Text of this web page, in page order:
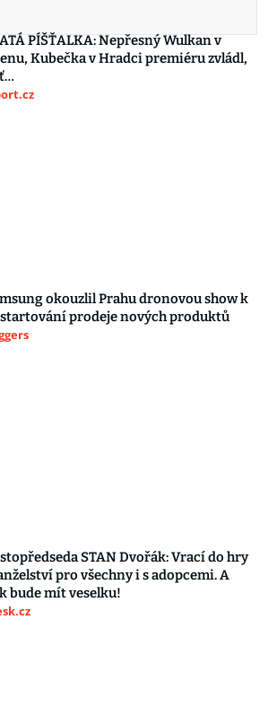
PÍŠŤALKA: Nepřesný Wulkan v
Kubečka v Hradci premiéru zvládl,
okouzlil Prahu dronovou show k
prodeje nových produktů
STAN Dvořák: Vrací do hry
pro všechny i s adopcemi. A
bude mít veselku!